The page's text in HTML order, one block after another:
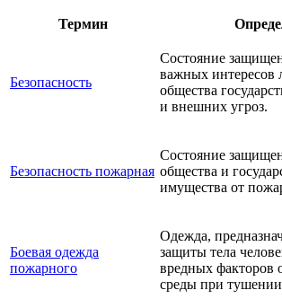
Термин
Безопасность
Состояние
важных интересов
общества
и внешних угроз.
Безопасность пожарная
Состояние
общества и
имущества от
Боевая одежда
пожарного
Одежда,
защиты тела
вредных факторов
среды при тушении